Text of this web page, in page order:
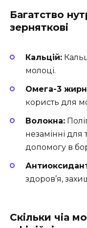
Багатство
зерняткові
Кальцій:
молоці.
Омега-3
користь для
Волокна:
незамінні
допомогу в
здоров’я,
Скільки чіа